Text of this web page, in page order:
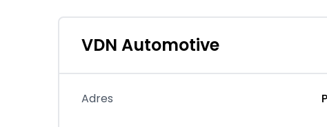
Staat
Aantal sleutels: 2 (2 handzenders)
BTW/marge: BTW niet verrekenbaar voor
VDN Automotive
Adres